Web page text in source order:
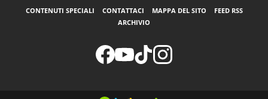
CONTENUTI SPECIALI CONTATTACI MAPPA DEL SITO
FEED RSS
ARCHIVIO